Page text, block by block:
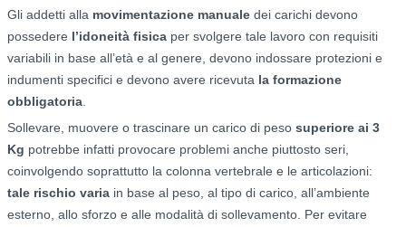
Gli addetti alla movimentazione manuale dei carichi devono
possedere l’idoneità fisica per svolgere tale lavoro con requisiti
variabili in base all’età e al genere, devono indossare protezioni e
indumenti specifici e devono avere ricevuta la formazione
obbligatoria
Sollevare, muovere o trascinare un carico di peso superiore ai 3
Kg potrebbe infatti provocare problemi anche piuttosto seri,
coinvolgendo soprattutto la colonna vertebrale e le articolazioni:
tale rischio varia in base al peso, al tipo di carico, all’ambiente
esterno, allo sforzo e alle modalità di sollevamento. Per evitare